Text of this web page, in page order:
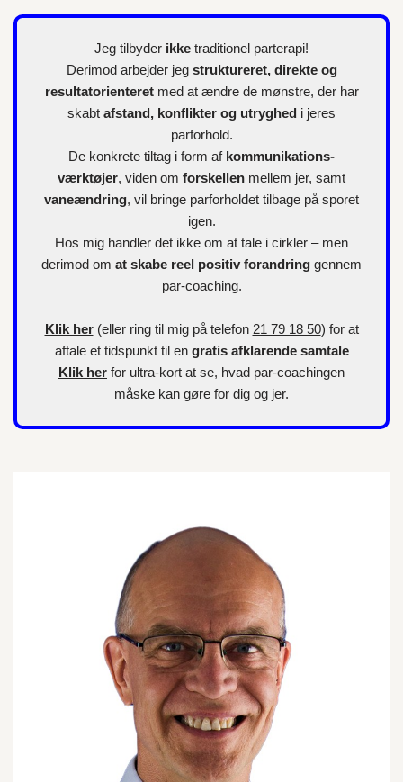
Jeg tilbyder ikke traditionel parterapi!
Derimod arbejder jeg struktureret, direkte og
resultatorienteretmed at ændre de mønstre, der har
skabt afstand, konflikter og utryghed i jeres
parforhold.
De konkrete tiltag i form af kommunikations-
værktøjer, viden om forskellen mellem jer, samt
vaneændring, vil bringe parforholdet tilbage på sporet
igen.
Hos mig handler det ikke om at tale i cirkler – men
derimod om at skabe reel positiv forandring gennem
par-coaching.
Klik her(eller ring til mig på telefon 21 79 18 50) for at
aftale et tidspunkt til en gratis afklarende samtale
Klik her for ultra-kort at se, hvad par-coachingen
måske kan gøre for dig og jer.